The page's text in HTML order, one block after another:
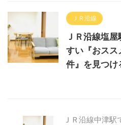
ＪＲ沿線
ＪＲ沿線塩
すい『おスス
件』を見つけ
ＪＲ沿線中津